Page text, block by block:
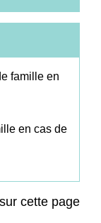
famille en
en cas de
cette page